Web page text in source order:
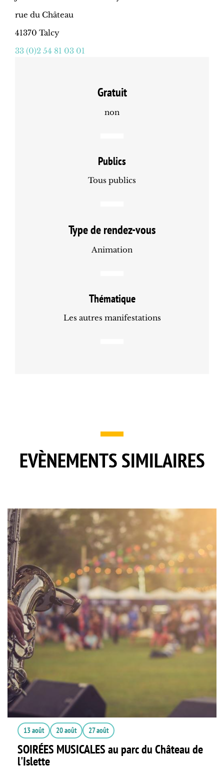
rue du Château
41370 Talcy
33 (0)2 54 81 03 01
Gratuit
non
Publics
Tous publics
Type de rendez-vous
Animation
Thématique
Les autres manifestations
EVÈNEMENTS SIMILAIRES
13 août 20 août 27 août
SOIRÉES MUSICALES au parc du Château de
l'Islette